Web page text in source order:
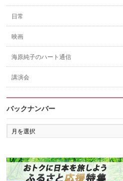
日常
映画
海原純子のハート通信
講演会
バックナンバー
バ
ッ
ク
ン
バ
ー